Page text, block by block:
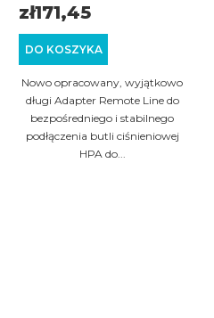
+8J moc | UMAREX T4E
HDS68 / HDX68 /
HDB68 / HDR68
DO KOSZYKA
zł171,45
Nowo opracowany, wyjątkowo
długi Adapter Remote Line do
bezpośredniego i stabilnego
podłączenia butli ciśnieniowej
HPA do...